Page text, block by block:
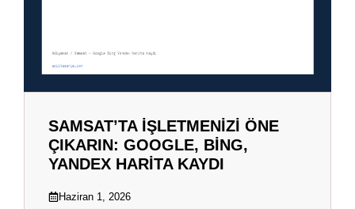
SAMSAT’TA İŞLETMENIZI ÖNE
ÇIKARIN: GOOGLE, BING,
YANDEX HARITA KAYDI
Haziran 1, 2026